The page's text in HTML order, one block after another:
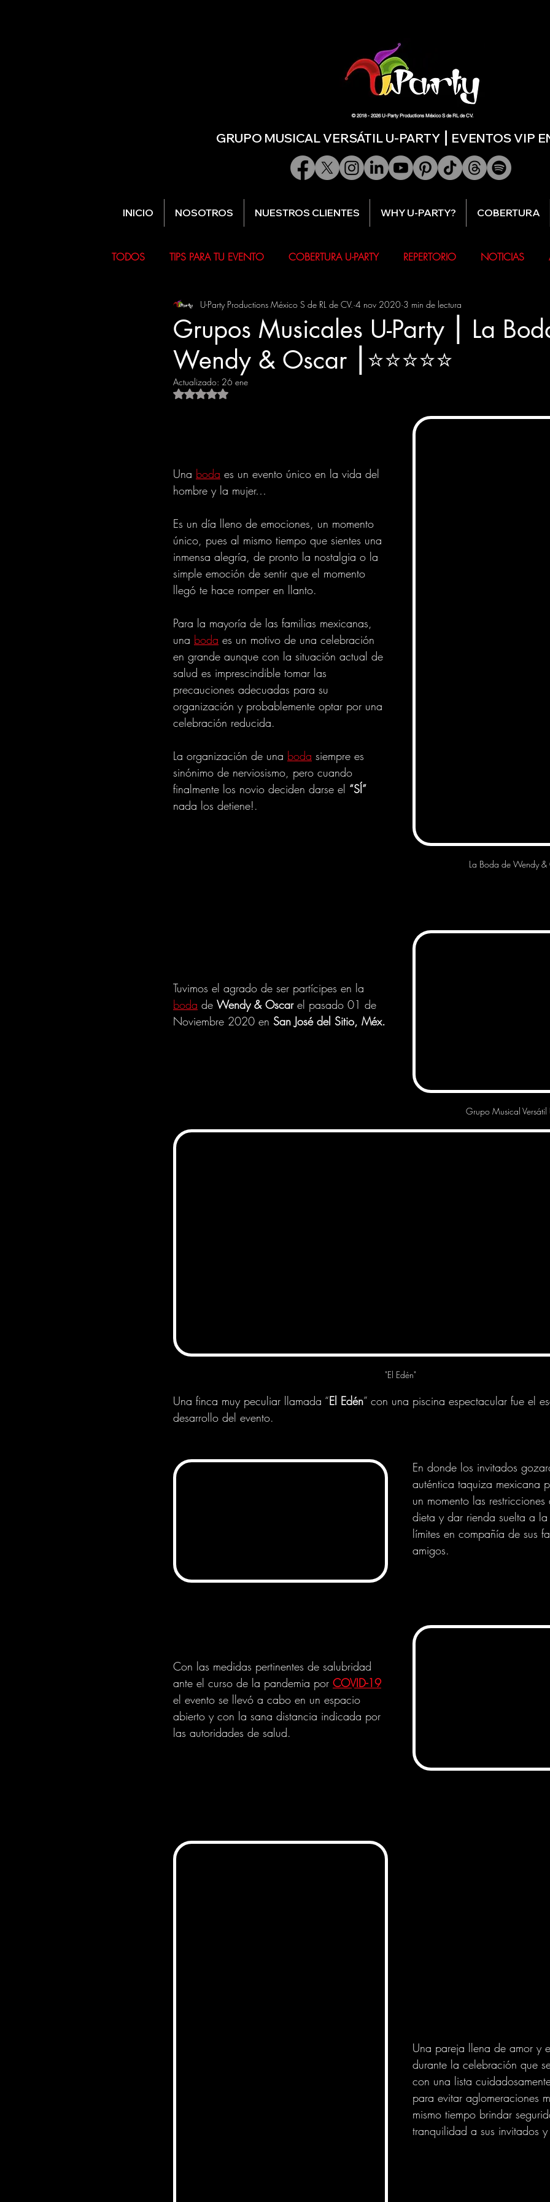
© 2018 - 2026 U-Party Productions México S de RL de CV.
GRUPO MUSICAL VERSÁTIL U-PARTY ⎮ EVENTOS VIP
INICIO NOSOTROS NUESTROS CLIENTES WHY U-PARTY? COBERTURA
TODOS TIPS PARA TU EVENTO COBERTURA U-PARTY REPERTORIO NOTICIAS
EVENTOS PAQUETES DE GRUPOS MUSICALES BODAS XV AÑOS
GRADUACIONES
Grupos Musicales U-Party ⎮ La
Wendy & Oscar ⎮⭐️⭐️⭐️⭐️⭐️
U-Party Productions México S de RL de CV. 4 nov 2020 3 min de lectura
Actualizado: 26 ene
Obtuvo NaN de 5 estrellas.
La Boda de Wendy &
Una boda es un evento único en la vida del
hombre y la mujer…
Es un día lleno de emociones, un momento
único, pues al mismo tiempo que sientes una
inmensa alegría, de pronto la nostalgia o la
simple emoción de sentir que el momento
llegó te hace romper en llanto.
Para la mayoría de las familias mexicanas,
una boda es un motivo de una celebración
en grande aunque con la situación actual de
salud es imprescindible tomar las
precauciones adecuadas para su
organización y probablemente optar por una
celebración reducida.
La organización de una boda siempre es
sinónimo de nerviosismo, pero cuando
finalmente los novio deciden darse el “SÍ”
nada los detiene!.
Grupo Musical Versátil
Tuvimos el agrado de ser partícipes en la
boda de Wendy & Oscar el pasado 01 de
Noviembre 2020 en San José del Sitio, Méx.
"El Edén"
Una finca muy peculiar llamada “El Edén” con una piscina espectacular fue el
desarrollo del evento.
En donde los invitados
auténtica taquiza mexicana
un momento las
dieta y dar rienda suelta a la
límites en compañía de sus
amigos.
Con las medidas pertinentes de salubridad
ante el curso de la pandemia por COVID-19
el evento se llevó a cabo en un espacio
abierto y con la sana distancia indicada por
las autoridades de salud.
Una pareja llena de amor y
durante la celebración que
con una lista
para evitar aglomeraciones
mismo tiempo brindar
tranquilidad a sus invitados y